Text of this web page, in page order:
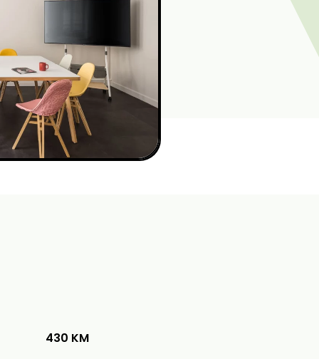
430 KM